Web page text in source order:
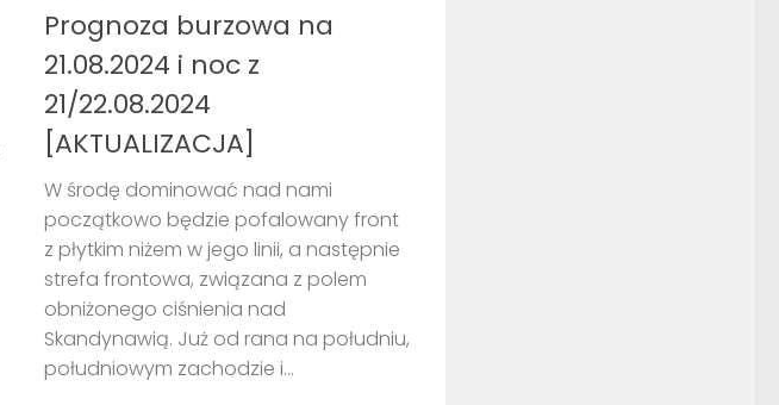
Prognoza burzowa na
21.08.2024 i noc z
21/22.08.2024
[AKTUALIZACJA]
W środę dominować nad nami
początkowo będzie pofalowany front
z płytkim niżem w jego linii, a następnie
strefa frontowa, związana z polem
obniżonego ciśnienia nad
Skandynawią. Już od rana na południu,
południowym zachodzie i...